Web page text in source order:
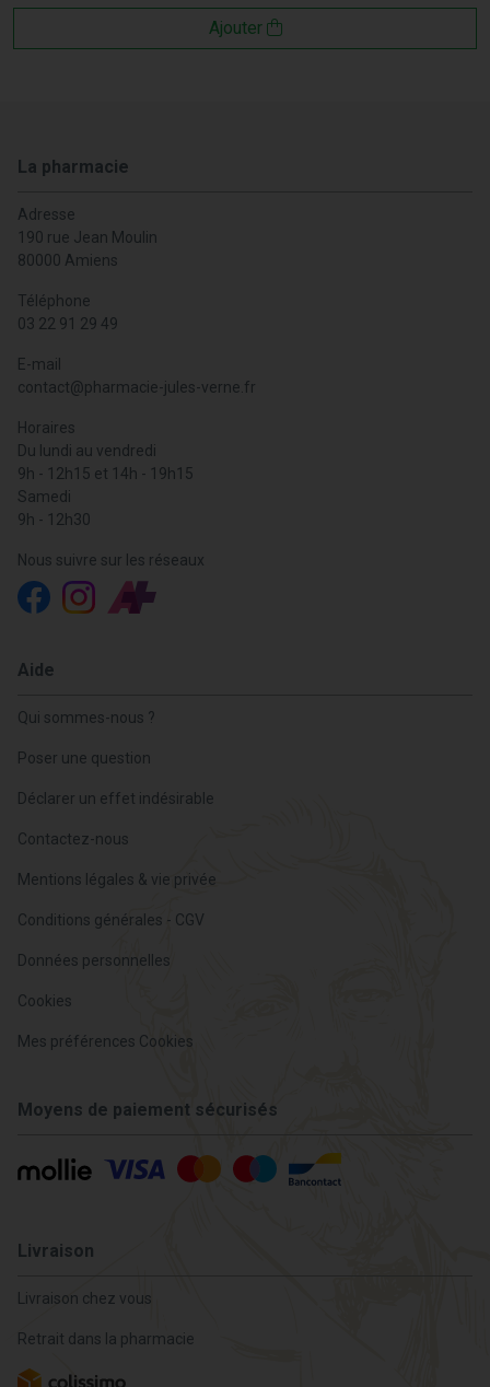
Ajouter
La pharmacie
Adresse
190 rue Jean Moulin
80000 Amiens
Téléphone
03 22 91 29 49
E-mail
contact@pharmacie-jules-verne.fr
Horaires
Du lundi au vendredi
9h - 12h15 et 14h - 19h15
Samedi
9h - 12h30
Nous suivre sur les réseaux
Aide
Qui sommes-nous ?
Poser une question
Déclarer un effet indésirable
Contactez-nous
Mentions légales & vie privée
Conditions générales - CGV
Données personnelles
Cookies
Mes préférences Cookies
Moyens de paiement sécurisés
Livraison
Livraison chez vous
Retrait dans la pharmacie